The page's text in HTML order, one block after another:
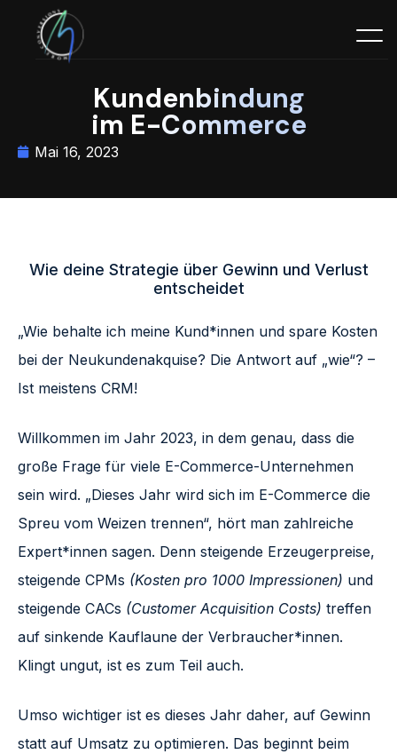
Kundenbindung
im E-Commerce
Mai 16, 2023
Wie deine Strategie über Gewinn und Verlust
entscheidet
„Wie behalte ich meine Kund*innen und spare Kosten
bei der Neukundenakquise? Die Antwort auf „wie“? –
Ist meistens CRM!
Willkommen im Jahr 2023, in dem genau, dass die
große Frage für viele E-Commerce-Unternehmen
sein wird. „Dieses Jahr wird sich im E-Commerce die
Spreu vom Weizen trennen“, hört man zahlreiche
Expert*innen sagen. Denn steigende Erzeugerpreise,
steigende CPMs (Kosten pro 1000 Impressionen) und
steigende CACs (Customer Acquisition Costs) treffen
auf sinkende Kauflaune der Verbraucher*innen.
Klingt ungut, ist es zum Teil auch.
Umso wichtiger ist es dieses Jahr daher, auf Gewinn
statt auf Umsatz zu optimieren. Das beginnt beim